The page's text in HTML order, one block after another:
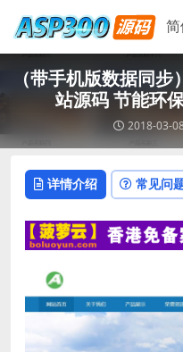
（带手机版数据同
站源码 节能环
2018-03-
详情介绍 常见问